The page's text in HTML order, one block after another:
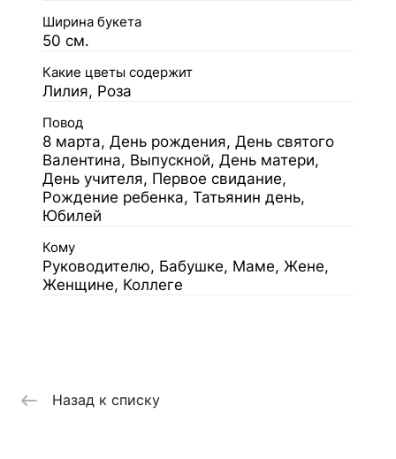
Ширина букета
50 см.
Какие цветы содержит
Лилия, Роза
Повод
8 марта, День рождения, День святого
Валентина, Выпускной, День матери,
День учителя, Первое свидание,
Рождение ребенка, Татьянин день,
Юбилей
Кому
Руководителю, Бабушке, Маме, Жене,
Женщине, Коллеге
Назад к списку